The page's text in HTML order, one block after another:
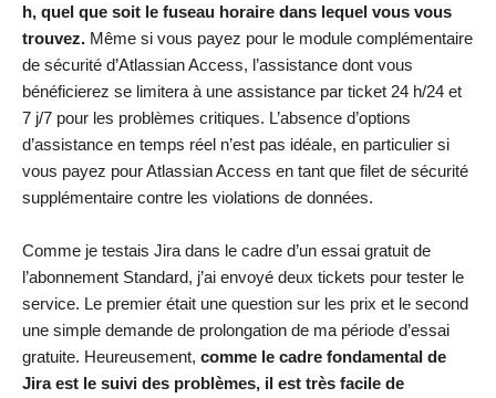
h, quel que soit le fuseau horaire dans lequel vous vous
trouvez. Même si vous payez pour le module complémentaire
de sécurité d’Atlassian Access, l’assistance dont vous
bénéficierez se limitera à une assistance par ticket 24 h/24 et
7 j/7 pour les problèmes critiques. L’absence d’options
d’assistance en temps réel n’est pas idéale, en particulier si
vous payez pour Atlassian Access en tant que filet de sécurité
supplémentaire contre les violations de données.
Comme je testais Jira dans le cadre d’un essai gratuit de
l’abonnement Standard, j’ai envoyé deux tickets pour tester le
service. Le premier était une question sur les prix et le second
une simple demande de prolongation de ma période d’essai
gratuite. Heureusement, comme le cadre fondamental de
Jira est le suivi des problèmes, il est très facile de